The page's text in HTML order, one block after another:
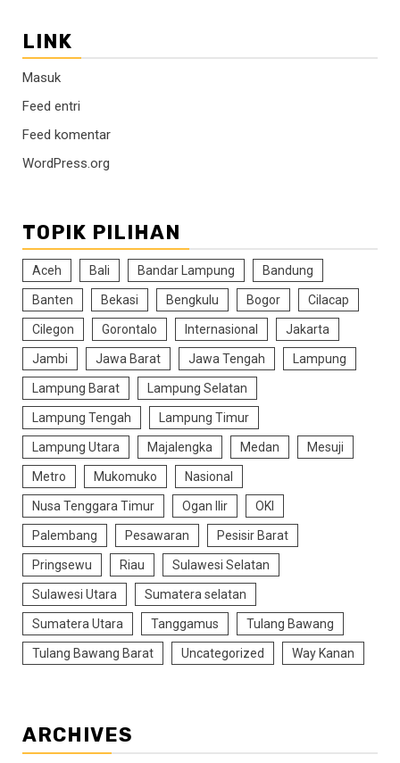
LINK
Masuk
Feed entri
Feed komentar
WordPress.org
TOPIK PILIHAN
Aceh Bali Bandar Lampung Bandung
Banten Bekasi Bengkulu Bogor Cilacap
Cilegon Gorontalo Internasional Jakarta
Jambi Jawa Barat Jawa Tengah Lampung
Lampung Barat Lampung Selatan
Lampung Tengah Lampung Timur
Lampung Utara Majalengka Medan Mesuji
Metro Mukomuko Nasional
Nusa Tenggara Timur Ogan Ilir OKI
Palembang Pesawaran Pesisir Barat
Pringsewu Riau Sulawesi Selatan
Sulawesi Utara Sumatera selatan
Sumatera Utara Tanggamus Tulang Bawang
Tulang Bawang Barat Uncategorized Way Kanan
ARCHIVES